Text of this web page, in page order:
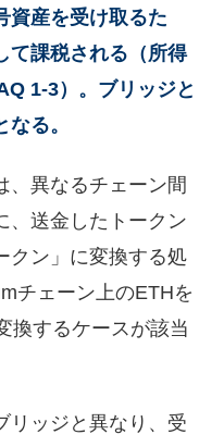
資産を受け取るた
て課税される（所得
1-3）。ブリッジと
る。
、異なるチェーン間
、送金したトークン
クン」に変換する処
チェーン上のETHを
換するケースが該当
リッジと異なり、受